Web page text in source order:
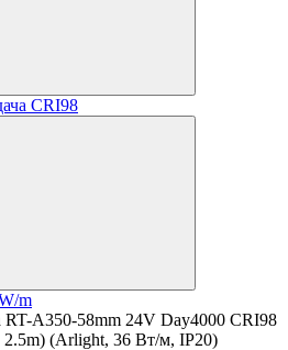
CRI98
m
RT-A350-58mm 24V Day4000 CRI98
2.5m) (Arlight, 36 Вт/м, IP20)